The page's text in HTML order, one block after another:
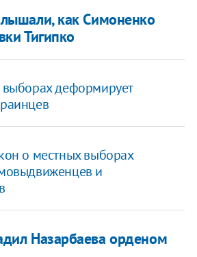
как Симоненко
Тигипко
деформирует
о местных выборах
и
Назарбаева орденом